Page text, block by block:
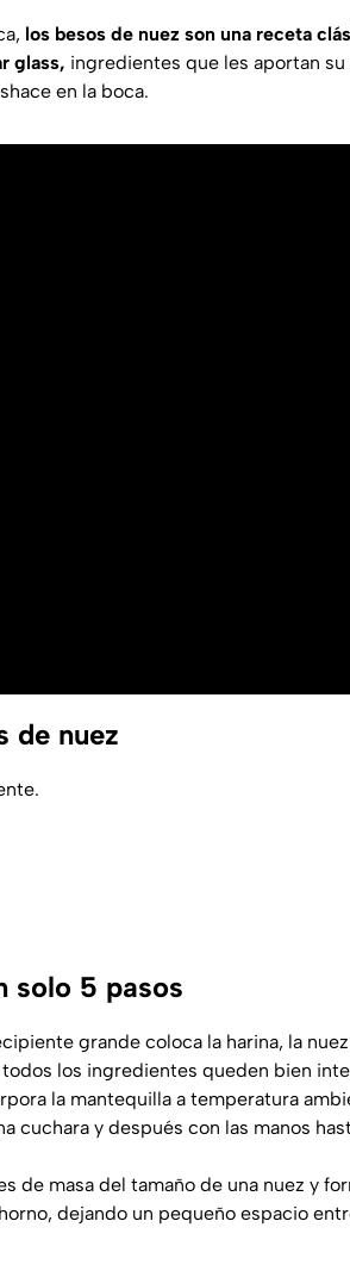
, los besos de nuez son una receta
glass, ingredientes que les aportan
en la boca.
de nuez
solo 5 pasos
grande coloca la harina, la
los ingredientes queden bien
la mantequilla a temperatura
cuchara y después con las manos
de masa del tamaño de una nuez y
dejando un pequeño espacio